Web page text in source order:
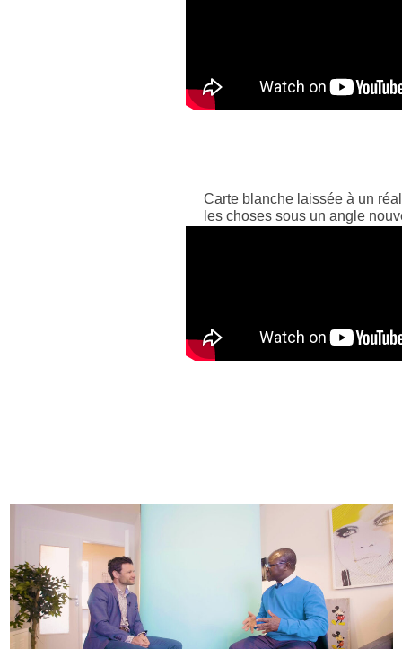
Carte blanche laissée à un
les choses sous un angle